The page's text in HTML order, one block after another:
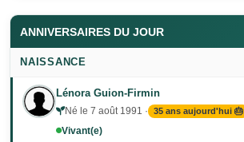
ANNIVERSAIRES DU JOUR
NAISSANCE
Lénora Guion-Firmin
Né le 7 août 1991 · 35 ans aujourd'hui 🎂
Vivant(e)